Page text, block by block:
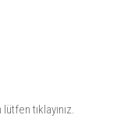
tıklayınız.